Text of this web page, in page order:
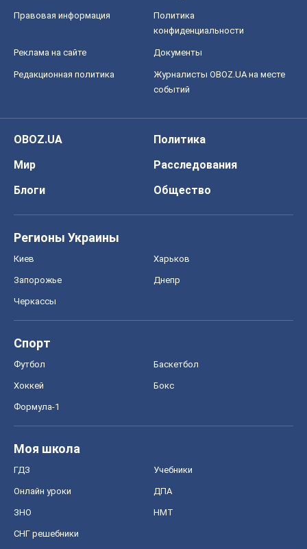
Правовая информация
Политика
конфиденциальности
Реклама на сайте Документы
Редакционная политика
Журналисты OBOZ.UA на месте
событий
OBOZ.UA
Политика
Мир
Расследования
Блоги
Общество
Регионы Украины
Киев Харьков
Запорожье Днепр
Черкассы
Спорт
Футбол Баскетбол
Хоккей Бокс
Формула-1
Моя школа
ГДЗ Учебники
Онлайн уроки ДПА
ЗНО НМТ
СНГ решебники